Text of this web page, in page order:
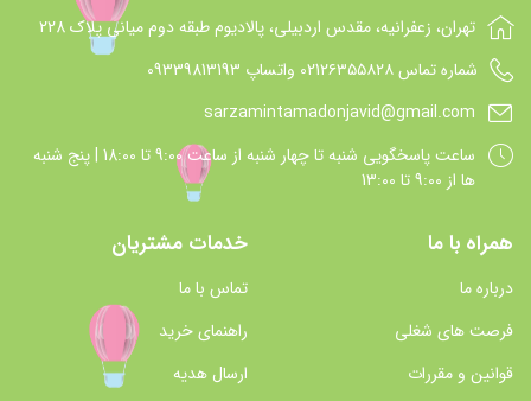
تهران، زعفرانیه، مقدس اردبیلی، پالادیوم طبقه دوم میانی پلاک 228
شماره تماس 021۲۶۳۵۵۸۲۸ واتساپ 09339813193
sarzamintamadonjavid@gmail.com
ساعت پاسخگويي شنبه تا چهار شنبه از ساعت 9:00 تا 18:00 | پنج شنبه
ها از 9:00 تا 13:00
همراه با ما
درباره ما
فرصت های شغلی
قوانین و مقررات
خدمات مشتریان
تماس با ما
راهنمای خرید
ارسال هدیه